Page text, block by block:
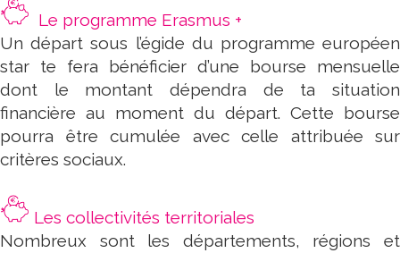
Le programme Erasmus +
Un départ sous l’égide du programme européen
star te fera bénéficier d’une bourse mensuelle
dont le montant dépendra de ta situation
financière au moment du départ. Cette bourse
pourra être cumulée avec celle attribuée sur
critères sociaux.
Les collectivités territoriales
Nombreux sont les départements, régions et